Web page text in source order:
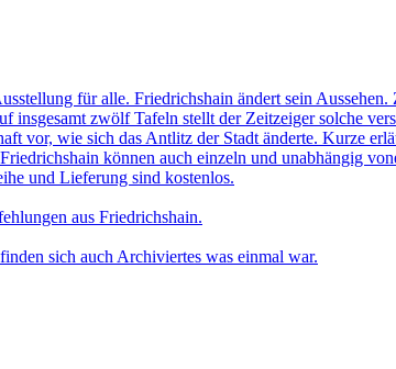
für alle. Friedrichshain ändert sein
insgesamt zwölf Tafeln stellt der Zeitzeiger solche
vor, wie sich das Antlitz der Stadt änderte. Kurze
können auch einzeln und unabhängig
und Lieferung sind kostenlos.
aus Friedrichshain.
sich auch Archiviertes was einmal war.